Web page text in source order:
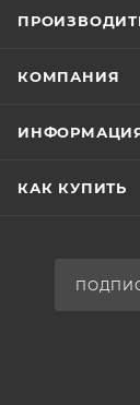
КОМПАНИЯ
КАК КУПИТЬ